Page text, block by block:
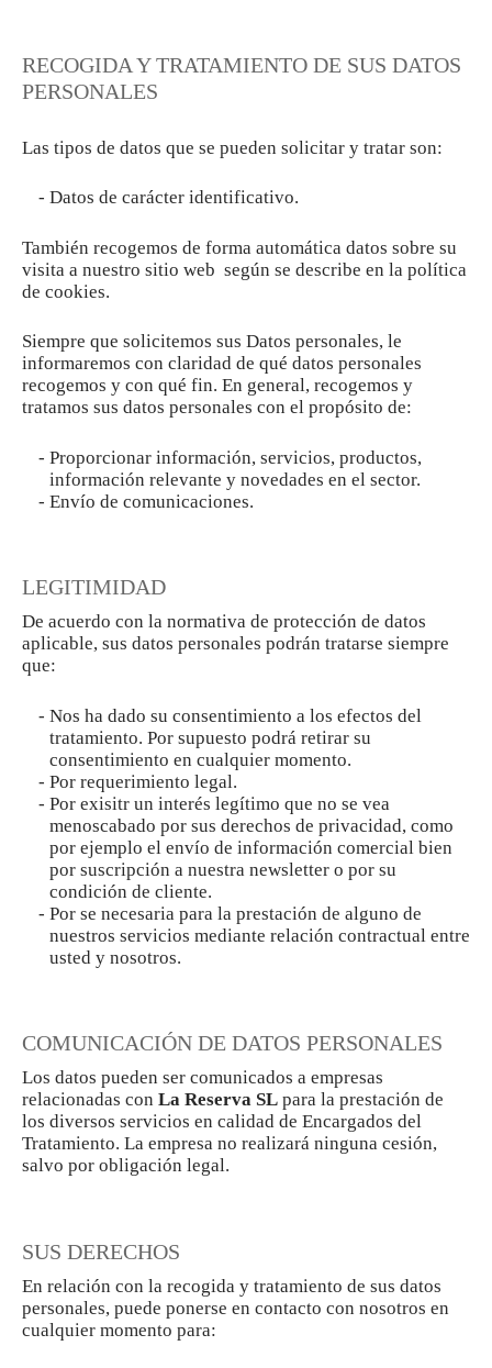
RECOGIDA Y TRATAMIENTO DE SUS DATOS
PERSONALES
Las tipos de datos que se pueden solicitar y tratar son:
Datos de carácter identificativo.
También recogemos de forma automática datos sobre su
visita a nuestro sitio web según se describe en la política
de cookies.
Siempre que solicitemos sus Datos personales, le
informaremos con claridad de qué datos personales
recogemos y con qué fin. En general, recogemos y
tratamos sus datos personales con el propósito de:
Proporcionar información, servicios, productos,
información relevante y novedades en el sector.
Envío de comunicaciones.
LEGITIMIDAD
De acuerdo con la normativa de protección de datos
aplicable, sus datos personales podrán tratarse siempre
que:
Nos ha dado su consentimiento a los efectos del
tratamiento. Por supuesto podrá retirar su
consentimiento en cualquier momento.
Por requerimiento legal.
Por exisitr un interés legítimo que no se vea
menoscabado por sus derechos de privacidad, como
por ejemplo el envío de información comercial bien
por suscripción a nuestra newsletter o por su
condición de cliente.
Por se necesaria para la prestación de alguno de
nuestros servicios mediante relación contractual entre
usted y nosotros.
COMUNICACIÓN DE DATOS PERSONALES
Los datos pueden ser comunicados a empresas
relacionadas con La Reserva SL para la prestación de
los diversos servicios en calidad de Encargados del
Tratamiento. La empresa no realizará ninguna cesión,
salvo por obligación legal.
SUS DERECHOS
En relación con la recogida y tratamiento de sus datos
personales, puede ponerse en contacto con nosotros en
cualquier momento para: